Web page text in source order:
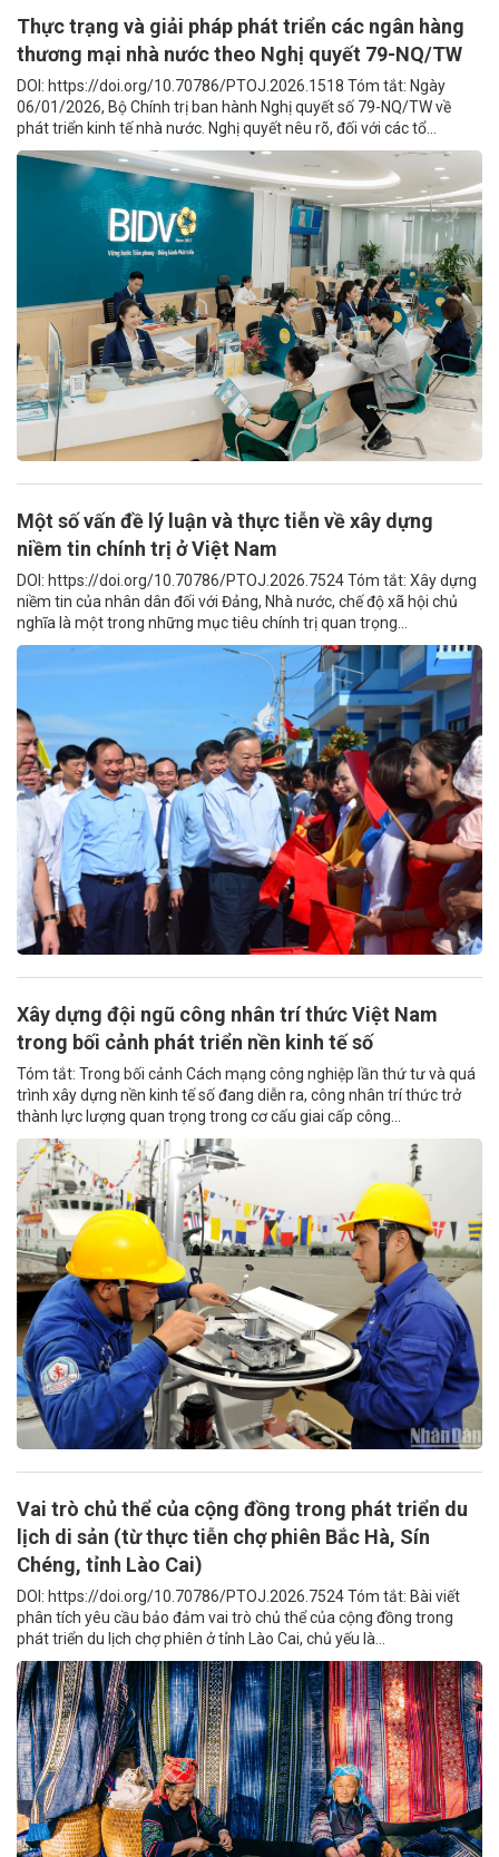
Thực trạng và giải pháp phát triển các ngân hàng
thương mại nhà nước theo Nghị quyết 79-NQ/TW
DOI: https://doi.org/10.70786/PTOJ.2026.1518 Tóm tắt: Ngày
06/01/2026, Bộ Chính trị ban hành Nghị quyết số 79-NQ/TW về
phát triển kinh tế nhà nước. Nghị quyết nêu rõ, đối với các tổ...
Một số vấn đề lý luận và thực tiễn về xây dựng
niềm tin chính trị ở Việt Nam
DOI: https://doi.org/10.70786/PTOJ.2026.7524 Tóm tắt: Xây dựng
niềm tin của nhân dân đối với Đảng, Nhà nước, chế độ xã hội chủ
nghĩa là một trong những mục tiêu chính trị quan trọng...
Xây dựng đội ngũ công nhân trí thức Việt Nam
trong bối cảnh phát triển nền kinh tế số
Tóm tắt: Trong bối cảnh Cách mạng công nghiệp lần thứ tư và quá
trình xây dựng nền kinh tế số đang diễn ra, công nhân trí thức trở
thành lực lượng quan trọng trong cơ cấu giai cấp công...
Vai trò chủ thể của cộng đồng trong phát triển du
lịch di sản (từ thực tiễn chợ phiên Bắc Hà, Sín
Chéng, tỉnh Lào Cai)
DOI: https://doi.org/10.70786/PTOJ.2026.7524 Tóm tắt: Bài viết
phân tích yêu cầu bảo đảm vai trò chủ thể của cộng đồng trong
phát triển du lịch chợ phiên ở tỉnh Lào Cai, chủ yếu là...